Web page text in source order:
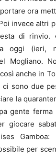
ora
invece altri
di rinvio.
oggi (ieri,
Mogliano.
anche in
ci sono due
la
gente ferma
giocare
Gamboa:
per